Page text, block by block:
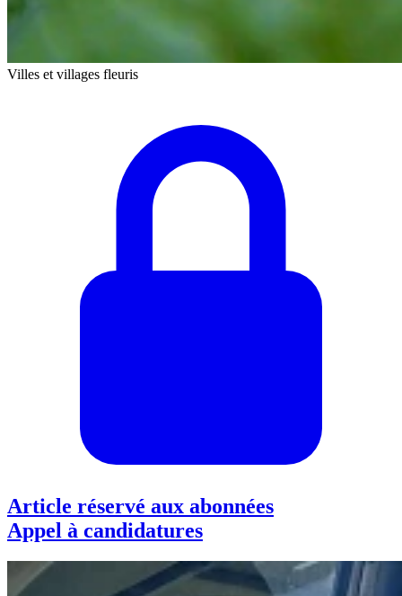
Villes et villages fleuris
Article réservé aux abonnées
Appel à candidatures